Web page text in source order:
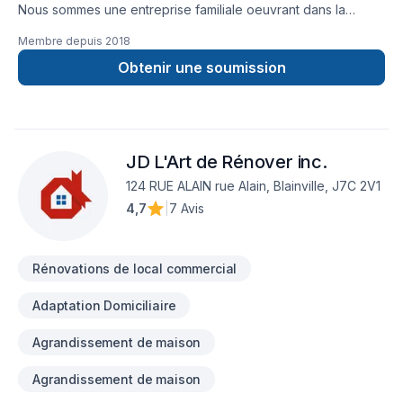
Nous sommes une entreprise familiale oeuvrant dans la
depuis plus de 30 ans. La qualité de notre travail, le respect
de votre budget et des échéanciers nous distinguent et font
de nous un partenaire en qui vous pouvez avoir confiance
Membre depuis 2018
Obtenir une soumission
JD L'Art de Rénover inc.
124 RUE ALAIN rue Alain, Blainville, J7C 2V1
4,7
7 Avis
Rénovations de local commercial
Adaptation Domiciliaire
Agrandissement de maison
Agrandissement de maison